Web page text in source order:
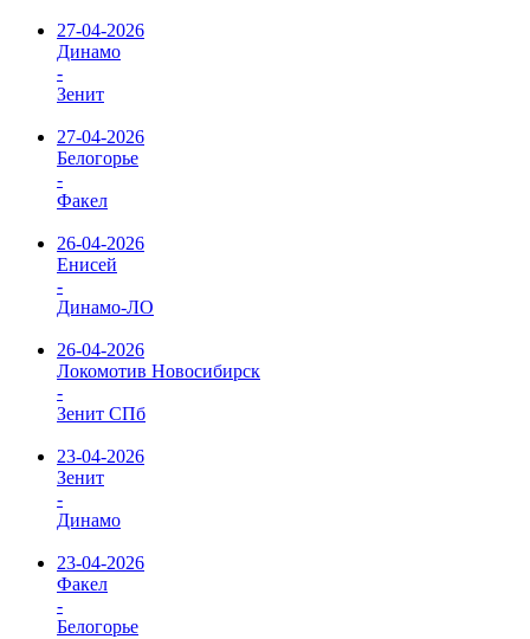
27-04-2026
Динамо
-
Зенит
27-04-2026
Белогорье
-
Факел
26-04-2026
Енисей
-
Динамо-ЛО
26-04-2026
Локомотив Новосибирск
-
Зенит СПб
23-04-2026
Зенит
-
Динамо
23-04-2026
Факел
-
Белогорье